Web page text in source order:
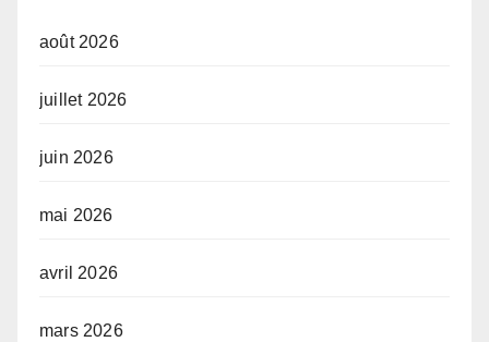
août 2026
juillet 2026
juin 2026
mai 2026
avril 2026
mars 2026